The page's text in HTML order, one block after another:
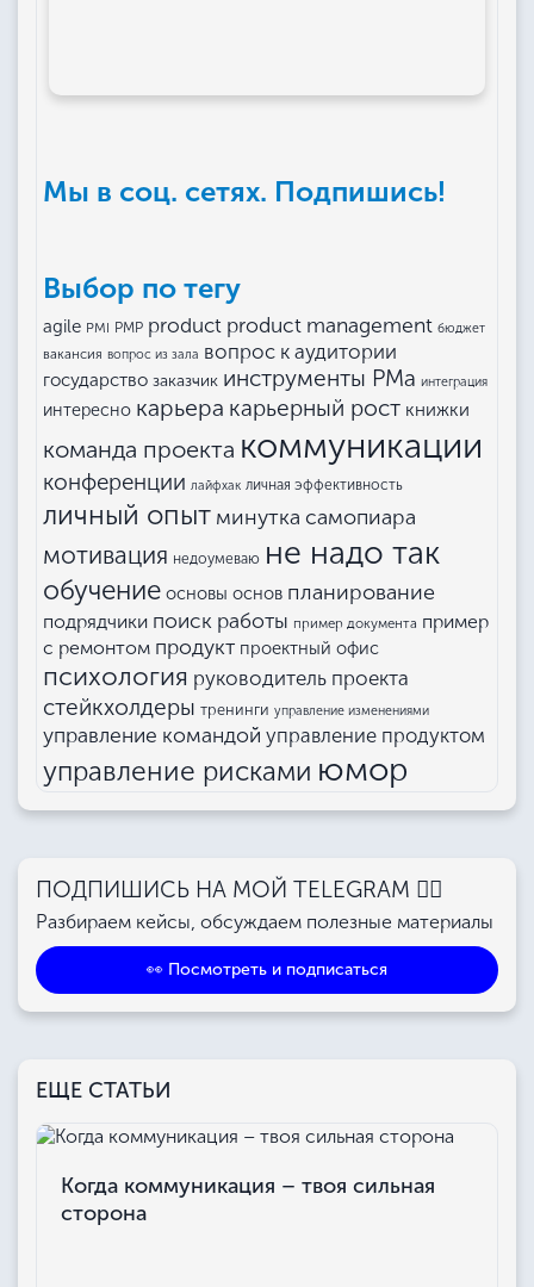
Мы в соц. сетях. Подпишись!
Выбор по тегу
agile PMI PMP product product management бюджет
вакансия вопрос из зала вопрос к аудитории
государство заказчик инструменты РМа интеграция
интересно карьера карьерный рост книжки
команда проекта коммуникации
конференции лайфхак личная эффективность
личный опыт минутка самопиара
мотивация недоумеваю не надо так
обучение основы основ планирование
подрядчики поиск работы пример документа пример
с ремонтом продукт проектный офис
психология руководитель проекта
стейкхолдеры тренинги управление изменениями
управление командой управление продуктом
управление рисками юмор
ПОДПИШИСЬ НА МОЙ TELEGRAM 👉🏻
Разбираем кейсы, обсуждаем полезные материалы
👀 Посмотреть и подписаться
ЕЩЕ СТАТЬИ
Когда коммуникация – твоя сильная
сторона